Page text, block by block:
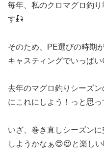
毎年、私のクロマグロ釣
す🎣
そのため、PE選びの時期
キャスティングでいっぱい
去年のマグロ釣りシーズ
にこれにしよう！っと思っ
いざ、巻き直しシーズン
しようかなぁ😍😍と楽し